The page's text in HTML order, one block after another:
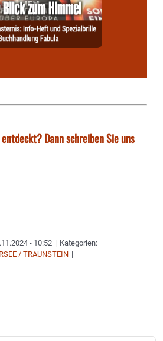
Dann schreiben Sie uns
- 10:52 | Kategorien:
/ TRAUNSTEIN |